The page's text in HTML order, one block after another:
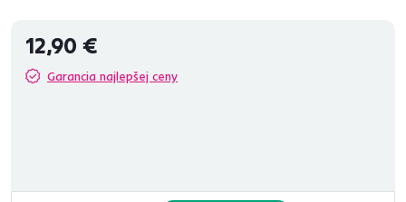
12,90 €
Garancia najlepšej ceny